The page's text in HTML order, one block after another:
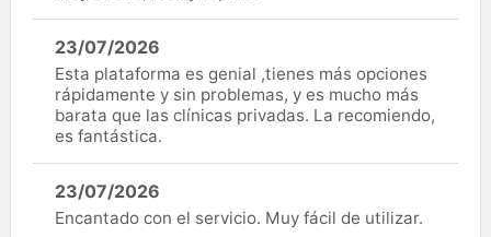
23/07/2026
Esta plataforma es genial ,tienes más opciones
rápidamente y sin problemas, y es mucho más
barata que las clínicas privadas. La recomiendo,
es fantástica.
23/07/2026
Encantado con el servicio. Muy fácil de utilizar.